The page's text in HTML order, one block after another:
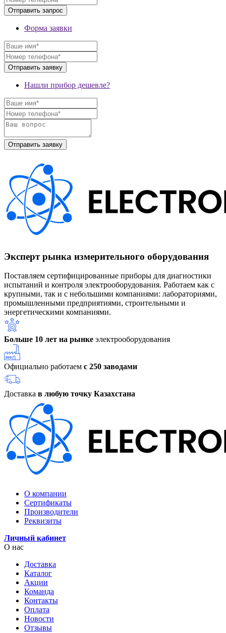
Форма заявки
Нашли прибор дешевле?
Эксперт рынка измерительного оборудования
Поставляем сертифицированные приборы для диагностики
испытаний и контроля электрооборудования. Работаем как с
крупными, так и с небольшими компаниями: лабораториями,
промышленными предприятиями, строительными и
энергетическими компаниями.
Больше 10 лет на рынке электрооборудования
Официально работаем с 250 заводами
Доставка в любую точку Казахстана
О компании
Сертификаты
Производители
Реквизиты
Личный кабинет
О нас
Доставка
Каталог
Акции
Команда
Контакты
Оплата
Новости
Отзывы